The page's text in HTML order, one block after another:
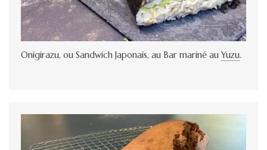
Onigirazu, ou Sandwich Japonais, au Bar mariné au Yuzu.